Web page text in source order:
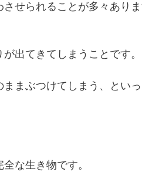
せられることが多々あり
出てきてしまうことです。
まぶつけてしまう、とい
な生き物です。